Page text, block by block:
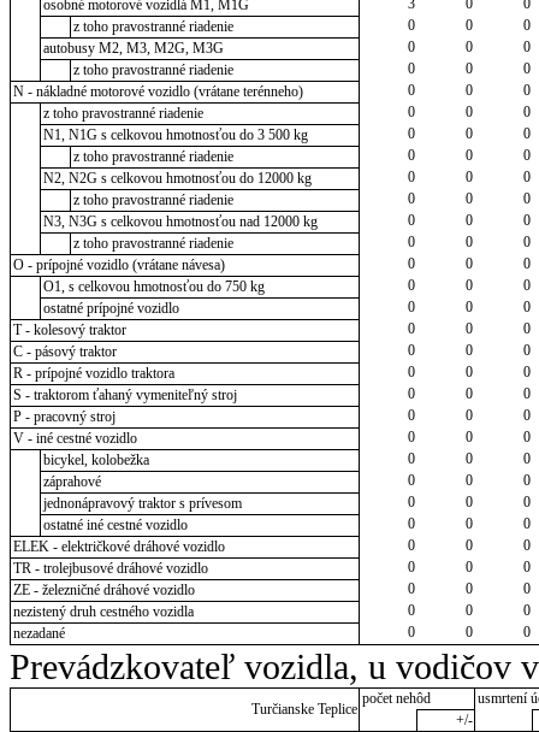
osobné motorové vozidlá M1, M1G
3 0
0
z toho pravostranné riadenie
0 0
0
autobusy M2, M3, M2G, M3G
0 0
0
z toho pravostranné riadenie
0 0
0
N - nákladné motorové vozidlo (vrátane terénneho)
0 0
0
z toho pravostranné riadenie
0 0
0
N1, N1G s celkovou hmotnosťou do 3 500 kg
0 0
0
z toho pravostranné riadenie
0 0
0
N2, N2G s celkovou hmotnosťou do 12000 kg
0 0
0
z toho pravostranné riadenie
0 0
0
N3, N3G s celkovou hmotnosťou nad 12000 kg
0 0
0
z toho pravostranné riadenie
0 0
0
O - prípojné vozidlo (vrátane návesa)
0 0
0
O1, s celkovou hmotnosťou do 750 kg
0 0
0
ostatné prípojné vozidlo
0 0
0
T - kolesový traktor
0 0
0
C - pásový traktor
0 0
0
R - prípojné vozidlo traktora
0 0
0
S - traktorom ťahaný vymeniteľný stroj
0 0
0
P - pracovný stroj
0 0
0
V - iné cestné vozidlo
0 0
0
bicykel, kolobežka
0 0
0
záprahové
0 0
0
jednonápravový traktor s prívesom
0 0
0
ostatné iné cestné vozidlo
0 0
0
ELEK - električkové dráhové vozidlo
0 0
0
TR - trolejbusové dráhové vozidlo
0 0
0
ZE - železničné dráhové vozidlo
0 0
0
nezistený druh cestného vozidla
0 0
0
nezadané
0 0 0
Prevádzkovateľ vozidla, u vodičov
Turčianske Teplice
počet nehôd
usmrtení
+/-